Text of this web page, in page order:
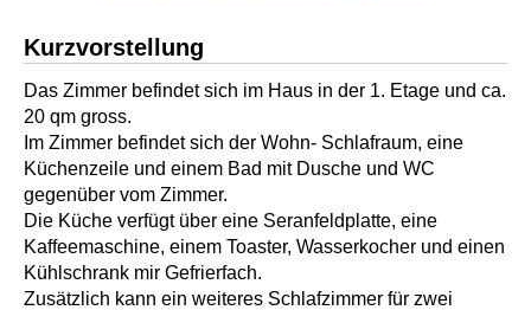
Kurzvorstellung
Das Zimmer befindet sich im Haus in der 1. Etage und ca.
20 qm gross.
Im Zimmer befindet sich der Wohn- Schlafraum, eine
Küchenzeile und einem Bad mit Dusche und WC
gegenüber vom Zimmer.
Die Küche verfügt über eine Seranfeldplatte, eine
Kaffeemaschine, einem Toaster, Wasserkocher und einen
Kühlschrank mir Gefrierfach.
Zusätzlich kann ein weiteres Schlafzimmer für zwei